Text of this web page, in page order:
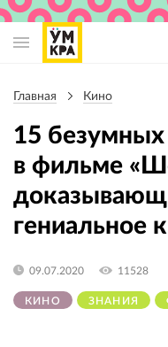
навигации
Главная Кино
15
в фильме
гениальное
КИНО ЗНАНИЯ
09.07.2020 11528